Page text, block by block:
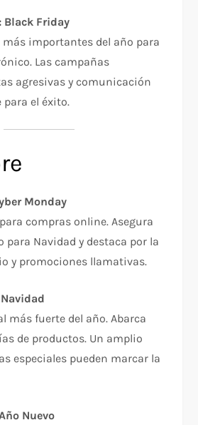
Black Friday
más importantes del año para
Las campañas
agresivas y comunicación
para el éxito.
Monday
compras online. Asegura
para Navidad y destaca por la
y promociones llamativas.
más fuerte del año. Abarca
de productos. Un amplio
especiales pueden marcar la
Nuevo